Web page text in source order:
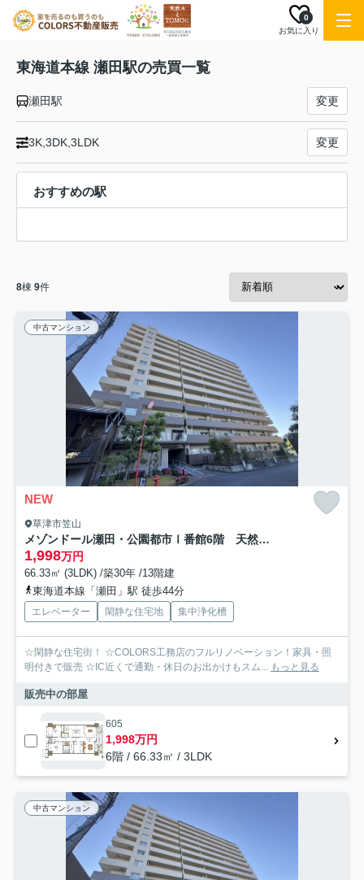
お気に入り
0
東海道本線 瀬田駅の売買一覧
瀬田駅 変更
3K,3DK,3LDK 変更
おすすめの駅
8棟 9件
中古マンション
NEW
草津市笠山
メゾンドール瀬田・公園都市Ⅰ番館6階 天然木フルリノベーション
1,998万円
66.33㎡ (3LDK) /築30年 /13階建
東海道本線「瀬田」駅 徒歩44分
エレベーター 閑静な住宅地 集中浄化槽
☆閑静な住宅街！ ☆COLORS工務店のフルリノベーション！家具・照
明付きで販売 ☆IC近くで通勤・休日のお出かけもスム... もっと見る
販売中の部屋
605
1,998万円
6階 / 66.33㎡ / 3LDK
中古マンション